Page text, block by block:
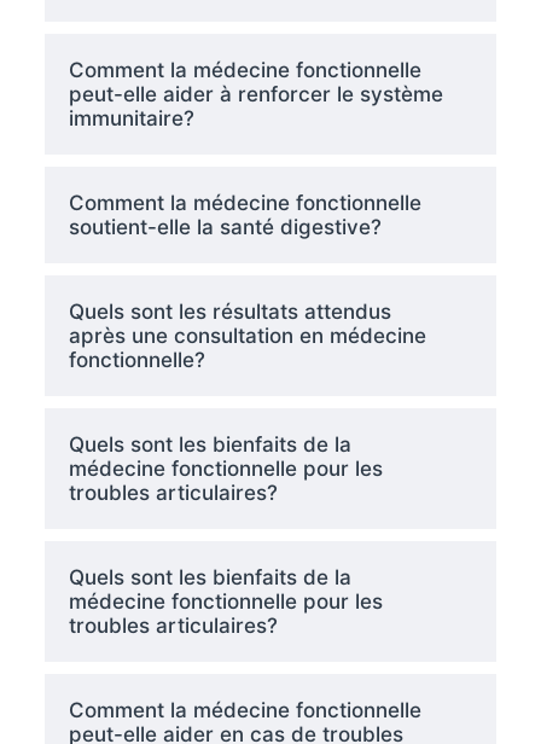
Comment la médecine fonctionnelle
peut-elle aider à renforcer le système
immunitaire?
Comment la médecine fonctionnelle
soutient-elle la santé digestive?
Quels sont les résultats attendus
après une consultation en médecine
fonctionnelle?
Quels sont les bienfaits de la
médecine fonctionnelle pour les
troubles articulaires?
Quels sont les bienfaits de la
médecine fonctionnelle pour les
troubles articulaires?
Comment la médecine fonctionnelle
peut-elle aider en cas de troubles